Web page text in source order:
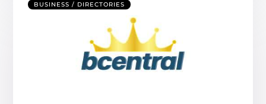
BUSINESS / DIRECTORIES